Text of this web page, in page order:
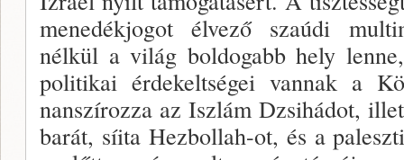
menedékjogot élvező szaúdi
nélkül a vi­lág boldogabb hely
politikai érdekeltségei vannak a
nanszírozza az Iszlám Dzsihádot,
barát, síita Hezbollah-ot, és a